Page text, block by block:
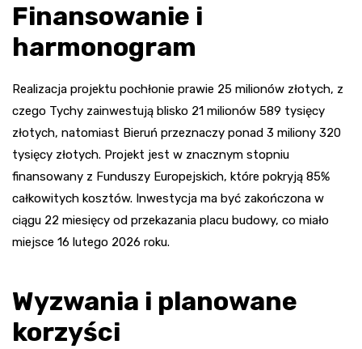
Finansowanie i
harmonogram
Realizacja projektu pochłonie prawie 25 milionów złotych, z
czego Tychy zainwestują blisko 21 milionów 589 tysięcy
złotych, natomiast Bieruń przeznaczy ponad 3 miliony 320
tysięcy złotych. Projekt jest w znacznym stopniu
finansowany z Funduszy Europejskich, które pokryją 85%
całkowitych kosztów. Inwestycja ma być zakończona w
ciągu 22 miesięcy od przekazania placu budowy, co miało
miejsce 16 lutego 2026 roku.
Wyzwania i planowane
korzyści